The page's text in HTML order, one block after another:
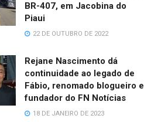
BR-407, em Jacobina do
Piaui
22 DE OUTUBRO DE 2022
Rejane Nascimento dá
continuidade ao legado de
Fábio, renomado blogueiro e
fundador do FN Notícias
18 DE JANEIRO DE 2023